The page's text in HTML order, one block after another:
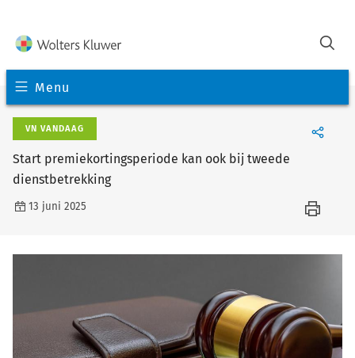
Menu
VN VANDAAG
Start premiekortingsperiode kan ook bij tweede
dienstbetrekking
13 juni 2025